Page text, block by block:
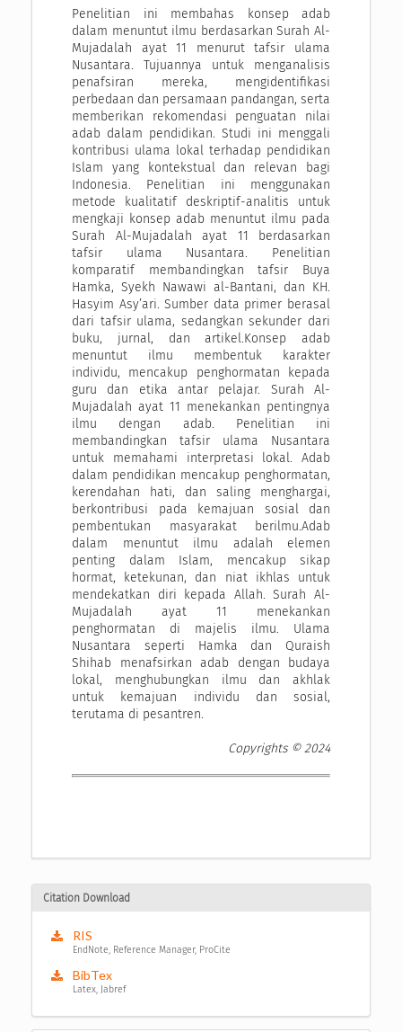
Penelitian ini membahas konsep adab
dalam menuntut ilmu berdasarkan Surah Al-
Mujadalah ayat 11 menurut tafsir ulama
Nusantara. Tujuannya untuk menganalisis
penafsiran mereka, mengidentifikasi
perbedaan dan persamaan pandangan, serta
memberikan rekomendasi penguatan nilai
adab dalam pendidikan. Studi ini menggali
kontribusi ulama lokal terhadap pendidikan
Islam yang kontekstual dan relevan bagi
Indonesia. Penelitian ini menggunakan
metode kualitatif deskriptif-analitis untuk
mengkaji konsep adab menuntut ilmu pada
Surah Al-Mujadalah ayat 11 berdasarkan
tafsir ulama Nusantara. Penelitian
komparatif membandingkan tafsir Buya
Hamka, Syekh Nawawi al-Bantani, dan KH.
Hasyim Asy’ari. Sumber data primer berasal
dari tafsir ulama, sedangkan sekunder dari
buku, jurnal, dan artikel.Konsep adab
menuntut ilmu membentuk karakter
individu, mencakup penghormatan kepada
guru dan etika antar pelajar. Surah Al-
Mujadalah ayat 11 menekankan pentingnya
ilmu dengan adab. Penelitian ini
membandingkan tafsir ulama Nusantara
untuk memahami interpretasi lokal. Adab
dalam pendidikan mencakup penghormatan,
kerendahan hati, dan saling menghargai,
berkontribusi pada kemajuan sosial dan
pembentukan masyarakat berilmu.Adab
dalam menuntut ilmu adalah elemen
penting dalam Islam, mencakup sikap
hormat, ketekunan, dan niat ikhlas untuk
mendekatkan diri kepada Allah. Surah Al-
Mujadalah ayat 11 menekankan
penghormatan di majelis ilmu. Ulama
Nusantara seperti Hamka dan Quraish
Shihab menafsirkan adab dengan budaya
lokal, menghubungkan ilmu dan akhlak
untuk kemajuan individu dan sosial,
terutama di pesantren.
Copyrights © 2024
Citation Download
RIS
EndNote, Reference Manager, ProCite
BibTex
Latex, Jabref